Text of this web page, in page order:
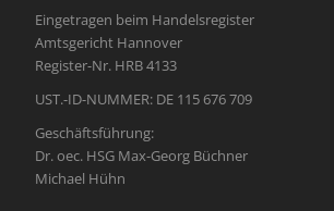
Eingetragen beim Handelsregister
Amtsgericht Hannover
Register-Nr. HRB 4133
UST.-ID-NUMMER: DE 115 676 709
Geschäftsführung:
Dr. oec. HSG Max-Georg Büchner
Michael Hühn